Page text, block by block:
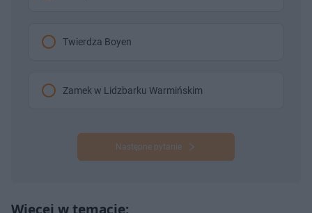
Twierdza Boyen
Zamek w Lidzbarku Warmińskim
Następne pytanie